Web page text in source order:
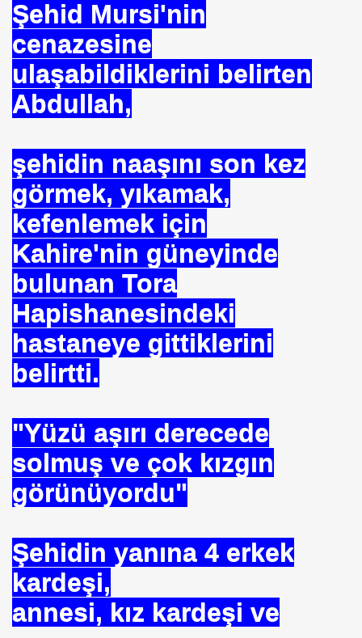
Şehid Mursi'nin
cenazesine
ulaşabildiklerini belirten
Abdullah,
şehidin naaşını son kez
görmek, yıkamak,
kefenlemek için
Kahire'nin güneyinde
bulunan Tora
Hapishanesindeki
hastaneye gittiklerini
belirtti.
"Yüzü aşırı derecede
solmuş ve çok kızgın
görünüyordu"
Şehidin yanına 4 erkek
kardeşi,
annesi, kız kardeşi ve
VAKFI
?
ARINÇ
İle